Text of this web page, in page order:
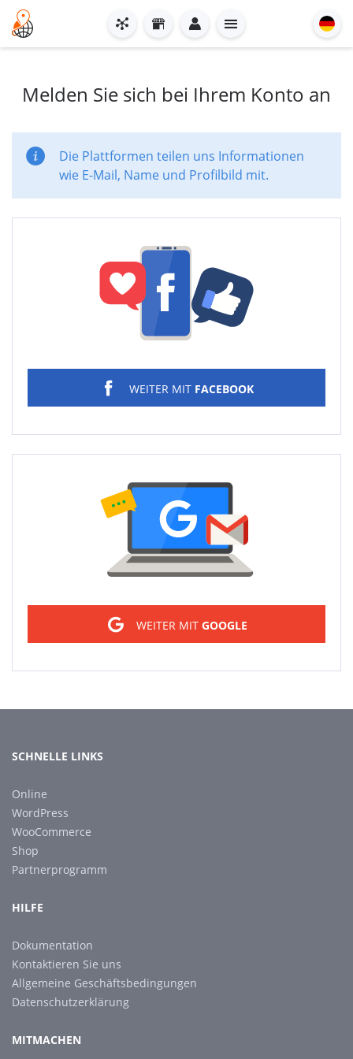
Melden Sie sich bei Ihrem Konto an
Die Plattformen teilen uns Informationen
wie E-Mail, Name und Profilbild mit.
WEITER MIT FACEBOOK
WEITER MIT GOOGLE
SCHNELLE LINKS
Online
WordPress
WooCommerce
Shop
Partnerprogramm
HILFE
Dokumentation
Kontaktieren Sie uns
Allgemeine Geschäftsbedingungen
Datenschutzerklärung
MITMACHEN